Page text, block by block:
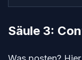
Säule 3: